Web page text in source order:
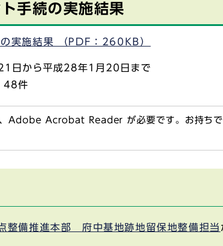
手続の実施結果
実施結果 （PDF：260KB）
日から平成28年1月20日まで
48件
、Adobe Acrobat Reader が必要です。お持ち
整備推進本部 府中基地跡地留保地整備担当